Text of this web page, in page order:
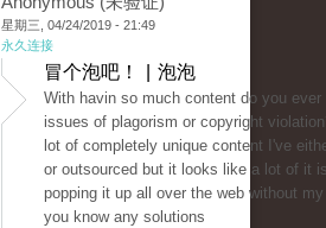
星期三, 04/24/2019 - 21:49
永久连接
冒个泡吧！ | 泡泡
With havin so much content do you ever
issues of plagorism or copyright
lot of completely unique content I've
or outsourced but it looks like a lot of it
popping it up all over the web without
you know any solutions